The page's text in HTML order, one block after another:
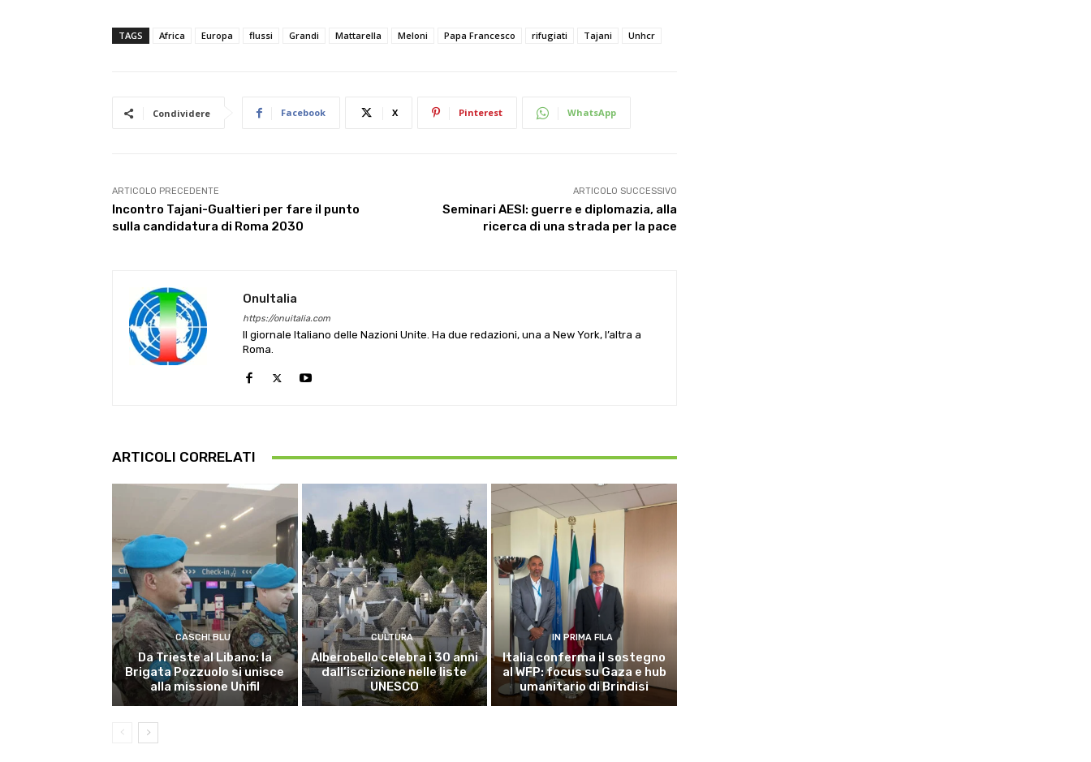
TAGS Africa Europa flussi Grandi Mattarella Meloni Papa Francesco rifugiati Tajani Unhcr
Condividere Facebook X Pinterest WhatsApp
ARTICOLO PRECEDENTE
Incontro Tajani-Gualtieri per fare il punto
sulla candidatura di Roma 2030
ARTICOLO SUCCESSIVO
Seminari AESI: guerre e diplomazia, alla
ricerca di una strada per la pace
OnuItalia
https://onuitalia.com
Il giornale Italiano delle Nazioni Unite. Ha due redazioni, una a New York, l’altra a
Roma.
ARTICOLI CORRELATI
CASCHI BLU
Da Trieste al Libano: la
Brigata Pozzuolo si unisce
alla missione Unifil
CULTURA
Alberobello celebra i 30 anni
dall’iscrizione nelle liste
UNESCO
IN PRIMA FILA
Italia conferma il sostegno
al WFP: focus su Gaza e hub
umanitario di Brindisi